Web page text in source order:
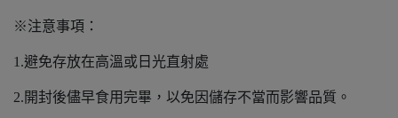
※注意事項：
1.避免存放在高溫或日光直射處
2.開封後儘早食用完畢，以免因儲存不當而影響品質。